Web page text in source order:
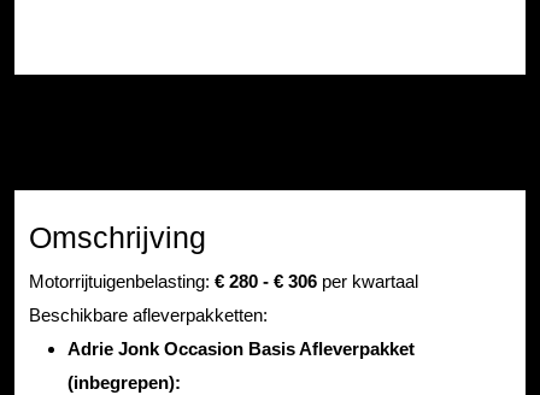
Omschrijving
Motorrijtuigenbelasting: € 280 - € 306 per kwartaal
Beschikbare afleverpakketten:
Adrie Jonk Occasion Basis Afleverpakket
(inbegrepen):